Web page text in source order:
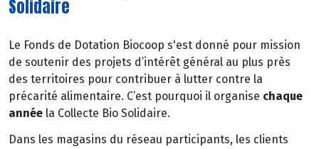
Solidaire
Le Fonds de Dotation Biocoop s'est donné pour mission
de soutenir des projets d’intérêt général au plus près
des territoires pour contribuer à lutter contre la
précarité alimentaire. C’est pourquoi il organise chaque
année la Collecte Bio Solidaire.
Dans les magasins du réseau participants, les clients